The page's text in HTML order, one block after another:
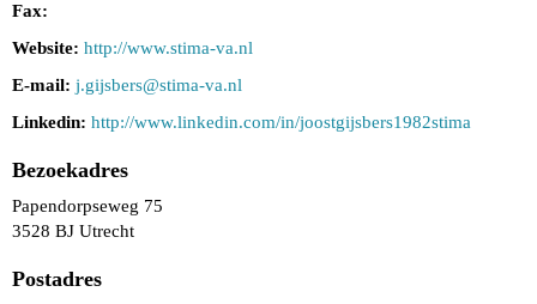
Fax:
Website: http://www.stima-va.nl
E-mail: srebsjig.j@stima-va.nl
Linkedin: http://www.linkedin.com/in/joostgijsbers1982stima
Bezoekadres
Papendorpseweg 75
3528 BJ Utrecht
Postadres